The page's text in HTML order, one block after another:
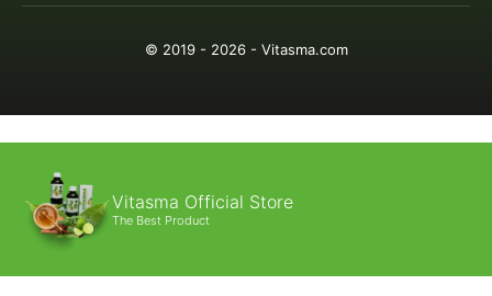
© 2019 - 2026 - Vitasma.com
Vitasma Official Store
The Best Product